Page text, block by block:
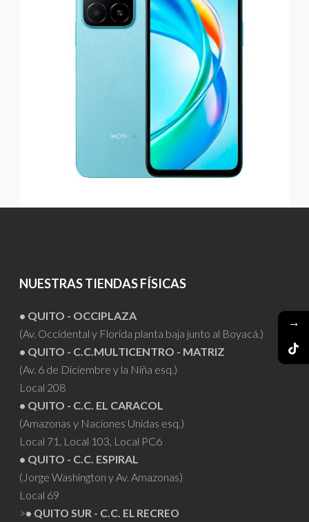
NUESTRAS TIENDAS FÍSICAS
• QUITO - OCCIPLAZA
(Av. Occidental y Florida planta baja junto al Boyacá.)
• QUITO - C.C.MULTICENTRO - MATRIZ
(Av. 6 de Diciembre y la Niña esq.)
Local 208
• QUITO - C.C. EL CARACOL
(Amazonas y Naciones Unidas esq.)
Local 71, Local 103, Local PC6
• QUITO - C.C. ESPIRAL
(Jorge Washington y Av. Amazonas)
Local 69
>• QUITO SUR - C.C. EL RECREO
→